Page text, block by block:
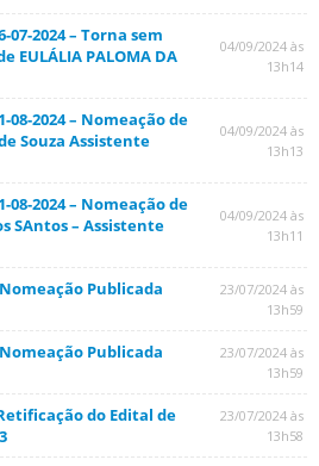
07-2024 – Torna sem
EULÁLIA PALOMA DA
04/09/2024 às
13h14
08-2024 – Nomeação de
Souza Assistente
04/09/2024 às
13h13
08-2024 – Nomeação de
SAntos – Assistente
04/09/2024 às
13h11
Publicada
23/07/2024 às
13h59
Publicada
23/07/2024 às
13h59
do Edital de
23/07/2024 às
13h58